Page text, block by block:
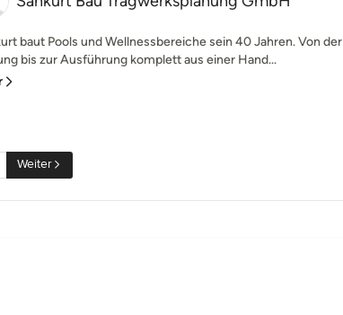
baut Pools und Wellnessbereiche sein 40 Jahren. Von der
bis zur Ausführung komplett aus einer Hand...
Weiter